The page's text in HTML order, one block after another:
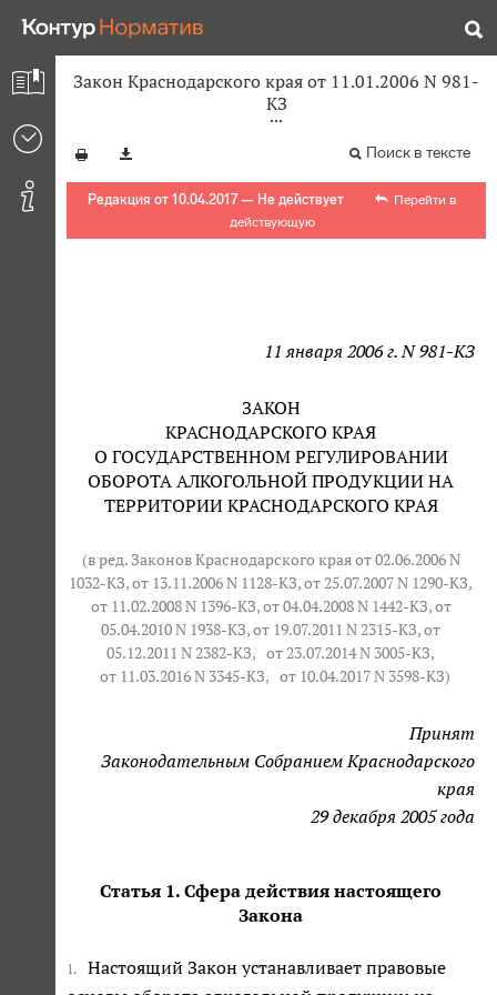
Закон Краснодарского края от 11.01.2006 N 981-
КЗ
Поиск в тексте
Редакция от 10.04.2017 — Не действует
Перейти в
действующую
11 января 2006 г. N 981-КЗ
ЗАКОН
КРАСНОДАРСКОГО КРАЯ
О ГОСУДАРСТВЕННОМ РЕГУЛИРОВАНИИ
ОБОРОТА АЛКОГОЛЬНОЙ ПРОДУКЦИИ НА
ТЕРРИТОРИИ КРАСНОДАРСКОГО КРАЯ
(в ред. Законов Краснодарского края от 02.06.2006 N
1032-КЗ, от 13.11.2006 N 1128-КЗ, от 25.07.2007 N 1290-КЗ,
от 11.02.2008 N 1396-КЗ, от 04.04.2008 N 1442-КЗ, от
05.04.2010 N 1938-КЗ, от 19.07.2011 N 2315-КЗ, от
05.12.2011 N 2382-КЗ, от 23.07.2014 N 3005-КЗ,
от 11.03.2016 N 3345-КЗ, от 10.04.2017 N 3598-КЗ)
Принят
Законодательным Собранием Краснодарского
края
29 декабря 2005 года
Статья 1. Сфера действия настоящего
Закона
1.
Настоящий Закон устанавливает правовые